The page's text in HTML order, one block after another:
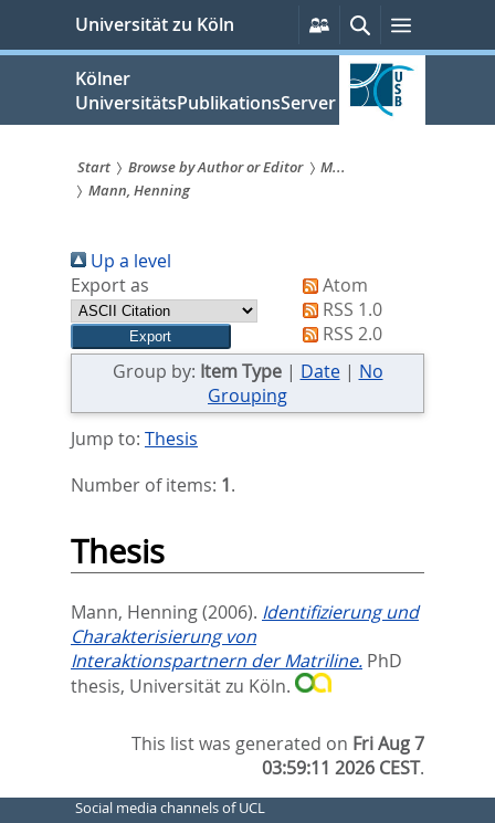
springen
Universität zu Köln
Persönliche
Services
SucheMenü
Kölner
UniversitätsPublikationsServer
Sie
sind
hier:
Start Browse by Author or Editor
M...
Mann, Henning
Up a level
Export as
Atom
RSS 1.0
RSS 2.0
Group by: Item Type| Date| No
Grouping
Jump to: Thesis
Number of items: 1.
Thesis
Mann, Henning(2006). Identifizierung und
Charakterisierung von
Interaktionspartnern der Matriline. PhD
thesis, Universität zu Köln.
This list was generated on Fri Aug 7
03:59:11 2026 CEST.
Social media channels of UCL